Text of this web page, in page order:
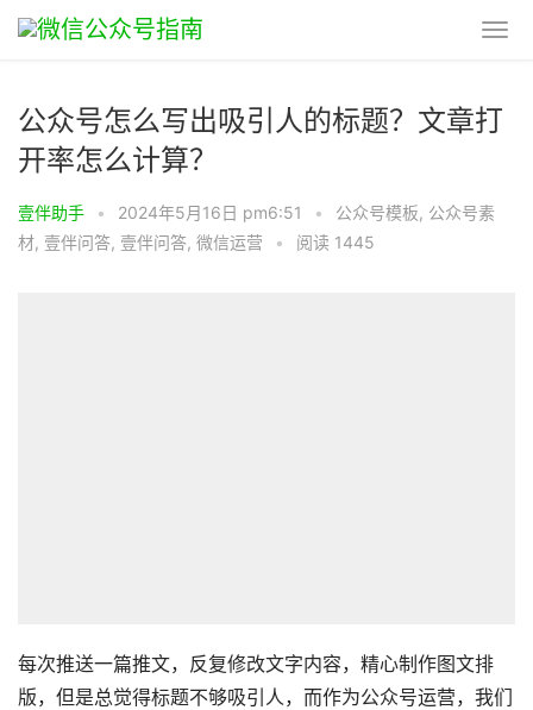
公众号怎么写出吸引人的标题？文章打
开率怎么计算？
壹伴助手 • 2024年5月16日 pm6:51 • 公众号模板, 公众号素
材, 壹伴问答, 壹伴问答, 微信运营 • 阅读 1445
每次推送一篇推文，反复修改文字内容，精心制作图文排
版，但是总觉得标题不够吸引人，而作为公众号运营，我们